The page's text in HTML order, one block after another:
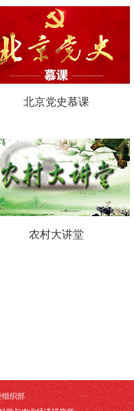
北京党史慕课
农村大讲堂
组织部